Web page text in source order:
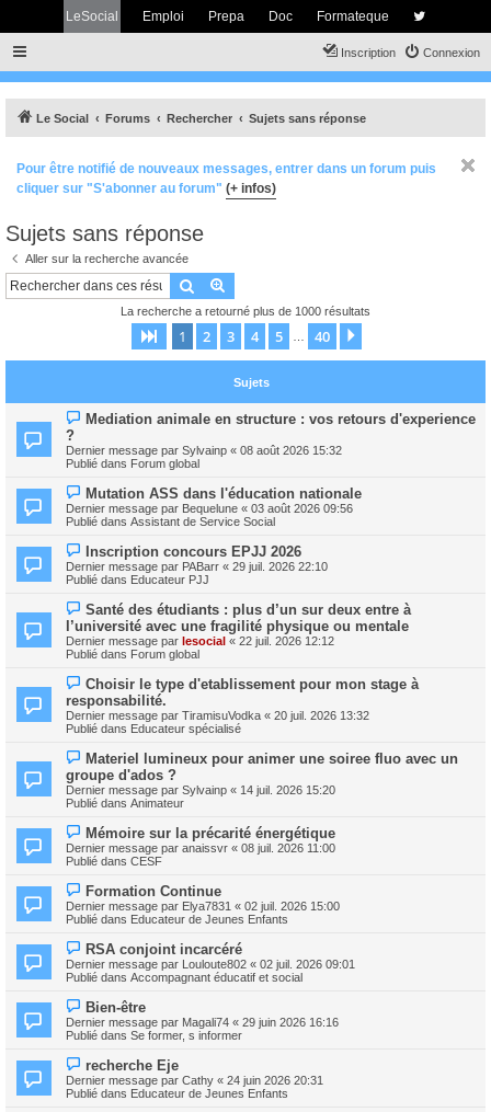
LeSocial Emploi Prepa Doc Formateque
Connexion
Inscription
Le Social Forums Rechercher Sujets sans réponse
Pour être notifié de nouveaux messages, entrer dans un forum puis
cliquer sur "S'abonner au forum" (+ infos)
Sujets sans réponse
Aller sur la recherche avancée
Rechercher
La recherche a retourné plus de 1000 résultats
Page 1sur40
1 2 3 4 5 40
Sujets
N
o
v
e
u
m
e
s
a
g
e
Mediation animale en structure : vos retours d'experience
?
Dernier message par Sylvainp « 08 août 2026 15:32
Publié dans Forum global
N
o
u
v
a
u
m
s
s
a
g
e
Mutation ASS dans l'éducation nationale
Dernier message par Bequelune « 03 août 2026 09:56
Publié dans Assistant de Service Social
N
o
u
v
a
u
m
e
s
a
g
e
Inscription concours EPJJ 2026
Dernier message par PABarr « 29 juil. 2026 22:10
Publié dans Educateur PJJ
N
o
u
v
e
u
m
e
s
s
a
g
e
Santé des étudiants : plus d’un sur deux entre à
l’université avec une fragilité physique ou mentale
Dernier message par lesocial « 22 juil. 2026 12:12
Publié dans Forum global
N
o
u
v
e
u
m
e
s
s
a
g
e
Choisir le type d'etablissement pour mon stage à
responsabilité.
Dernier message par TiramisuVodka « 20 juil. 2026 13:32
Publié dans Educateur spécialisé
N
o
u
v
e
u
m
e
s
a
g
e
Materiel lumineux pour animer une soiree fluo avec un
groupe d'ados ?
Dernier message par Sylvainp « 14 juil. 2026 15:20
Publié dans Animateur
N
o
u
v
a
u
m
s
s
a
e
Mémoire sur la précarité énergétique
Dernier message par anaissvr « 08 juil. 2026 11:00
Publié dans CESF
N
o
u
v
a
u
m
s
s
a
Formation Continue
Dernier message par Elya7831 « 02 juil. 2026 15:00
Publié dans Educateur de Jeunes Enfants
N
o
u
v
a
u
m
s
s
a
RSA conjoint incarcéré
Dernier message par Louloute802 « 02 juil. 2026 09:01
Publié dans Accompagnant éducatif et social
N
o
u
v
a
u
m
Bien-être
Dernier message par Magali74 « 29 juin 2026 16:16
Publié dans Se former, s informer
N
o
u
v
recherche Eje
Dernier message par Cathy « 24 juin 2026 20:31
Publié dans Educateur de Jeunes Enfants